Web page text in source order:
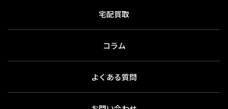
宅配買取
コラム
よくある質問